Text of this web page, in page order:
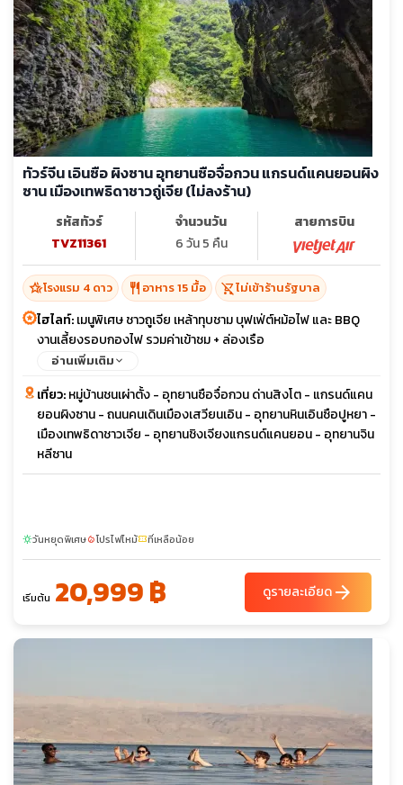
ทัวร์จีน เอินซือ ผิงซาน อุทยานซือจื่อกวน แกรนด์แคนยอนผิง
ซาน เมืองเทพธิดาชาวถู่เจีย (ไม่ลงร้าน)
รหัสทัวร์
TVZ11361
จำนวนวัน
6 วัน 5 คืน
สายการบิน
hotel_classโรงแรม 4 ดาว restaurant อาหาร 15 มื้อ shopping_cart_offไม่เข้าร้านรัฐบาล
ไฮไลท์:เมนูพิเศษ ชาวถูเจีย เหล้าทุบชาม บุฟเฟ่ต์หม้อไฟ และ BBQ
งานเลี้ยงรอบกองไฟ รวมค่าเข้าชม + ล่องเรือ
อ่านเพิ่มเติม
เที่ยว:หมู่บ้านชนเผ่าตั้ง - อุทยานซือจื่อกวน ด่านสิงโต - แกรนด์แคน
ยอนผิงซาน - ถนนคนเดินเมืองเสวียนเอิน - อุทยานหินเอินซือปูหยา -
เมืองเทพธิดาชาวเจีย - อุทยานชิงเจียงแกรนด์แคนยอน - อุทยานจิน
หลีซาน
sunnyวันหยุดพิเศษlocal_fire_departmentโปรไฟไหม้confirmation_numberที่เหลือน้อย
เริ่มต้น 20,999 ฿ ดูรายละเอียดarrow_forward